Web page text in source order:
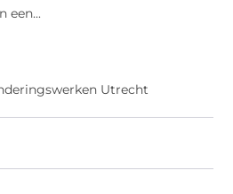
een...
Utrecht